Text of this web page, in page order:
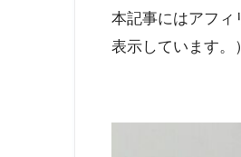
本記事にはアフィ
表示しています。）